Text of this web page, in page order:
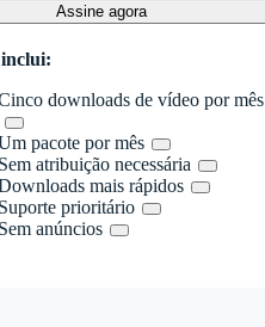
Assine agora
downloads de vídeo por mês
pacote por mês
Sem atribuição necessária
mais rápidos
Suporte prioritário
Sem anúncios